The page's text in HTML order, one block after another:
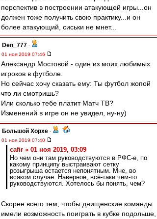
перспектив в построении атакующей игры...он
должен тоже получить свою практику...и он
более атакующий, сиськи не мнет...
Den_777 -
01 ноя 2019 07:46
Александр Мостовой - один из моих любимых
игроков в футболе.
Но сейчас хочу сказать ему: Ты футбол жопой
что ли смотришь?
Или сколько тебе платит Матч ТВ?
Изменений в игре он не увидел, ну-ну)
Большой Хорхе -
01 ноя 2019 07:40
cafir » 01 ноя 2019, 03:09
Но чем они там руководствуются в РФС-е, по
какому принципу выстраивают сетку
розыгрыша остается непонятным. Мне, во
всяком случае. Наверное, всё-таки чем-то
руководствуются. Хотелось бы понять, чем?
Скорее всего тем, чтобы днищенские команды
имели возможность поиграть в кубке подольше,